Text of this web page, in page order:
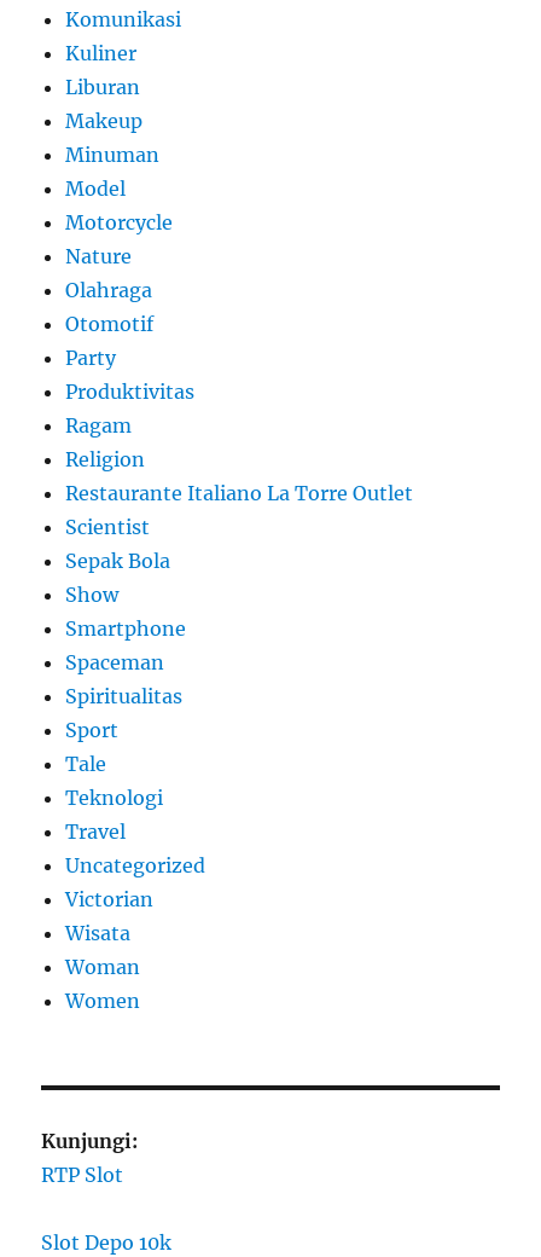
Komunikasi
Kuliner
Liburan
Makeup
Minuman
Model
Motorcycle
Nature
Olahraga
Otomotif
Party
Produktivitas
Ragam
Religion
Restaurante Italiano La Torre Outlet
Scientist
Sepak Bola
Show
Smartphone
Spaceman
Spiritualitas
Sport
Tale
Teknologi
Travel
Uncategorized
Victorian
Wisata
Woman
Women
Kunjungi:
RTP Slot
Slot Depo 10k